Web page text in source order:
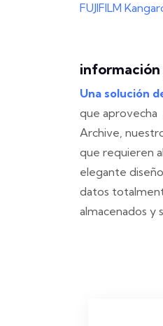
FUJIFILM
Una solución
que aprovecha
Archive,
que requieren
elegante
datos
almacenados y